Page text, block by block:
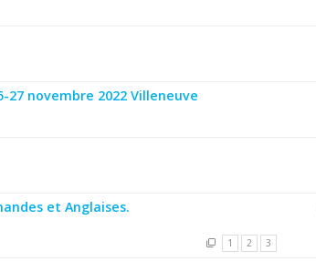
novembre 2022 Villeneuve
et Anglaises.
1 2 3